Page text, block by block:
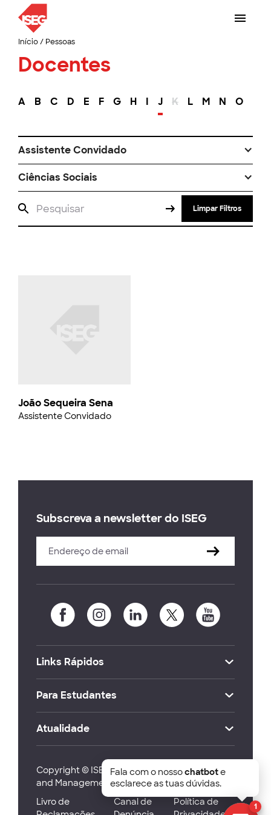
Início/ Pessoas
Docentes
A B C D E F G H I J K L M N O
Assistente Convidado
Ciências Sociais
Limpar Filtros
João Sequeira Sena
Assistente Convidado
Subscreva a newsletter do ISEG
Links Rápidos
Para Estudantes
Atualidade
Copyright © ISEG Lisbon School of Economics
and Management 2026
Livro de
Canal de
Política de
1
Fala com o nossochatbote
esclarece as tuas dúvidas.